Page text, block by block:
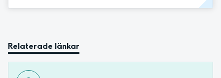
Relaterade länkar